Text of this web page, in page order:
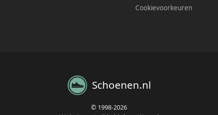
Cookievoorkeuren
Schoenen.nl
© 1998-2026